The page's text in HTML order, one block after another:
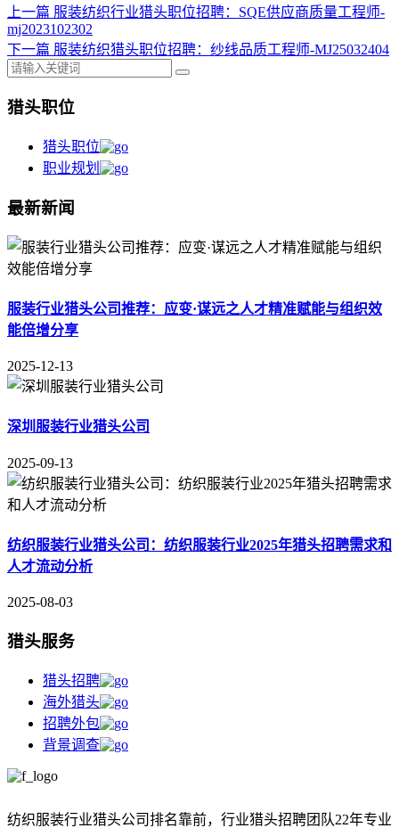
上一篇 服装纺织行业猎头职位招聘：SQE供应商质量工程师-
mj2023102302
下一篇 服装纺织猎头职位招聘：纱线品质工程师-MJ25032404
猎头职位
猎头职位
职业规划
最新新闻
服装行业猎头公司推荐：应变·谋远之人才精准赋能与组织效
能倍增分享
2025-12-13
深圳服装行业猎头公司
2025-09-13
纺织服装行业猎头公司：纺织服装行业2025年猎头招聘需求和
人才流动分析
2025-08-03
猎头服务
猎头招聘
海外猎头
招聘外包
背景调查
纺织服装行业猎头公司排名靠前， 行业猎头招聘团队22年专业